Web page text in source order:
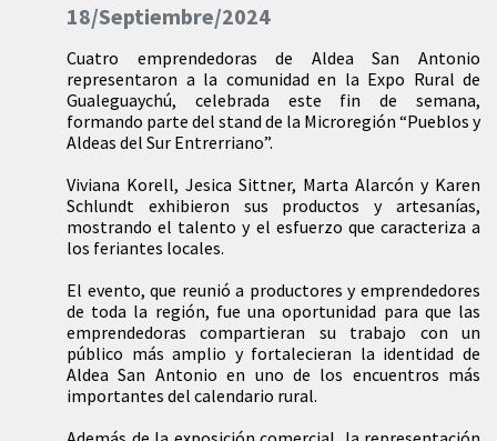
18/Septiembre/2024
Cuatro emprendedoras de Aldea San Antonio
representaron a la comunidad en la Expo Rural de
Gualeguaychú, celebrada este fin de semana,
formando parte del stand de la Microregión “Pueblos y
Aldeas del Sur Entrerriano”.
Viviana Korell, Jesica Sittner, Marta Alarcón y Karen
Schlundt exhibieron sus productos y artesanías,
mostrando el talento y el esfuerzo que caracteriza a
los feriantes locales.
El evento, que reunió a productores y emprendedores
de toda la región, fue una oportunidad para que las
emprendedoras compartieran su trabajo con un
público más amplio y fortalecieran la identidad de
Aldea San Antonio en uno de los encuentros más
importantes del calendario rural.